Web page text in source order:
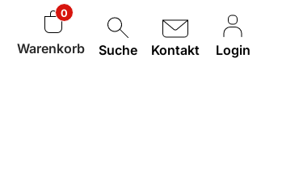
0
Warenkorb Suche Kontakt Login